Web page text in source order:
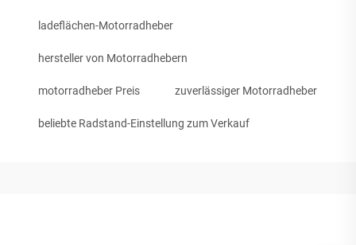
ladeflächen-Motorradheber
hersteller von Motorradhebern
motorradheber Preis zuverlässiger Motorradheber
beliebte Radstand-Einstellung zum Verkauf